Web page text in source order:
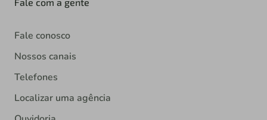
Fale conosco
Nossos canais
Telefones
Localizar uma agência